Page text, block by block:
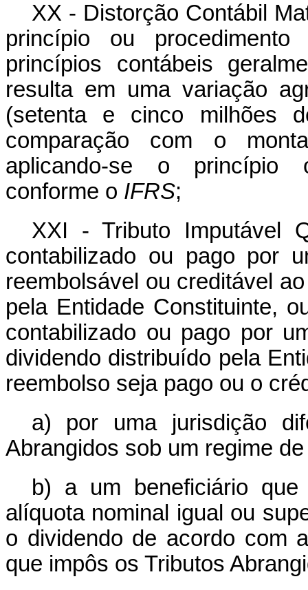
XX - Distorção Contábil
princípio ou
princípios contábeis
resulta em uma variação
(setenta e cinco milhões
comparação com o
aplicando-se o princípio
conforme o IFRS;
XXI - Tributo Imputável
contabilizado ou pago por
reembolsável ou creditável
pela Entidade Constituinte,
contabilizado ou pago por
dividendo distribuído pela
reembolso seja pago ou o
a) por uma jurisdição
Abrangidos sob um regime
b) a um beneficiário
alíquota nominal igual ou
o dividendo de acordo com
que impôs os Tributos